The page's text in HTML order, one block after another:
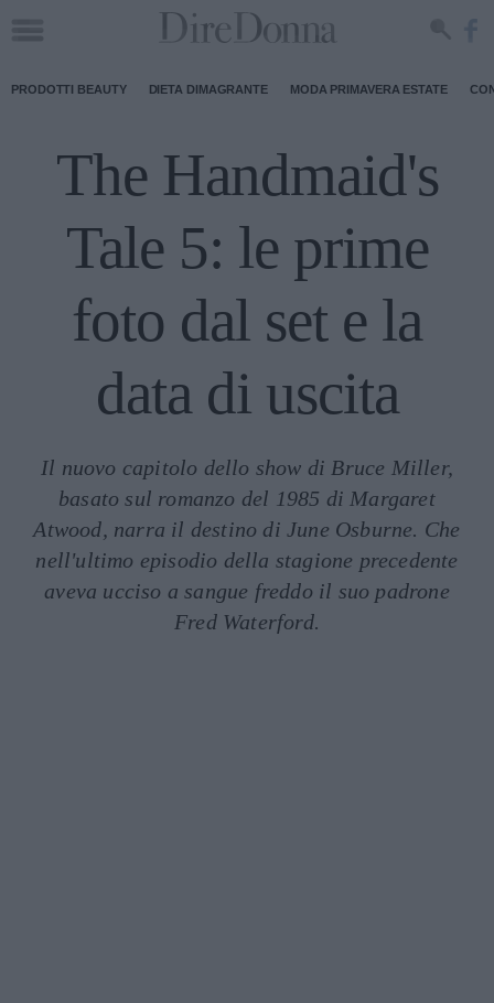
PRODOTTI BEAUTY DIETA DIMAGRANTE MODA PRIMAVERA ESTATE
The Handmaid's
Tale 5: le prime
foto dal set e la
data di uscita
Il nuovo capitolo dello show di Bruce Miller,
basato sul romanzo del 1985 di Margaret
Atwood, narra il destino di June Osburne. Che
nell'ultimo episodio della stagione precedente
aveva ucciso a sangue freddo il suo padrone
Fred Waterford.